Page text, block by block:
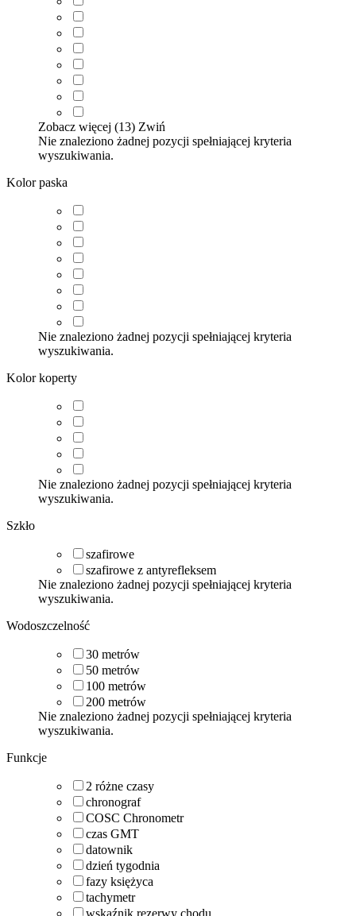
Zobacz więcej (13) Zwiń
Nie znaleziono żadnej pozycji spełniającej kryteria
wyszukiwania.
Kolor paska
Nie znaleziono żadnej pozycji spełniającej kryteria
wyszukiwania.
Kolor koperty
Nie znaleziono żadnej pozycji spełniającej kryteria
wyszukiwania.
Szkło
szafirowe
szafirowe z antyrefleksem
Nie znaleziono żadnej pozycji spełniającej kryteria
wyszukiwania.
Wodoszczelność
30 metrów
50 metrów
100 metrów
200 metrów
Nie znaleziono żadnej pozycji spełniającej kryteria
wyszukiwania.
Funkcje
2 różne czasy
chronograf
COSC Chronometr
czas GMT
datownik
dzień tygodnia
fazy księżyca
tachymetr
wskaźnik rezerwy chodu